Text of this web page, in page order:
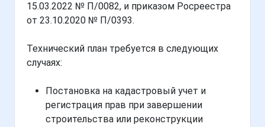
15.03.2022 № П/0082, и приказом Росреестра
от 23.10.2020 № П/0393.
Технический план требуется в следующих
случаях:
Постановка на кадастровый учет и
регистрация прав при завершении
строительства или реконструкции